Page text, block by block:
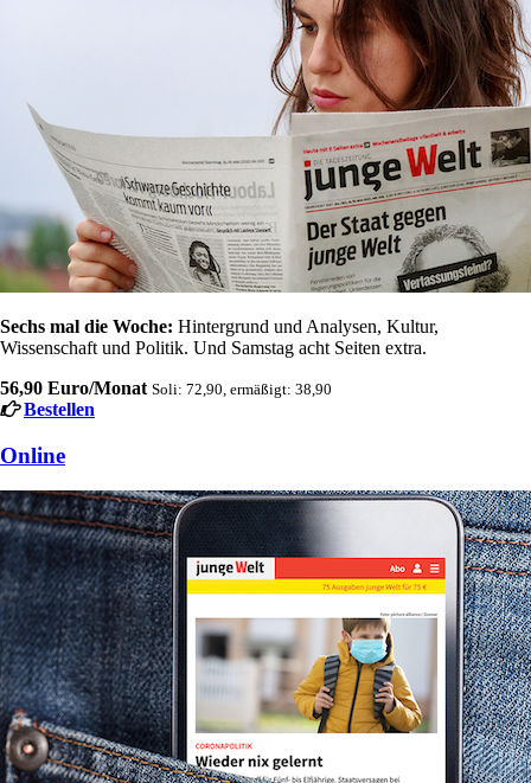
Sechs mal die Woche: Hintergrund und Analysen, Kultur,
Wissenschaft und Politik. Und Samstag acht Seiten extra.
56,90 Euro/Monat Soli: 72,90, ermäßigt: 38,90
Bestellen
Online